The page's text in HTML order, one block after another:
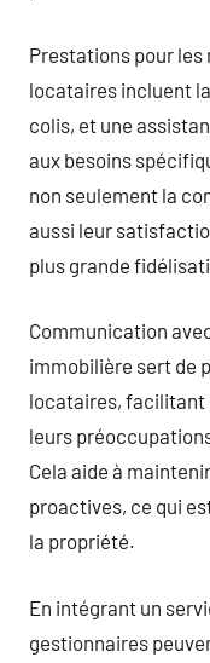
Prestations pour
locataires incluent
colis, et une
aux besoins
non seulement la
aussi leur
plus grande
Communication
immobilière sert de
locataires, facilitant
leurs
Cela aide à
proactives, ce qui
la propriété.
En intégrant un
gestionnaires